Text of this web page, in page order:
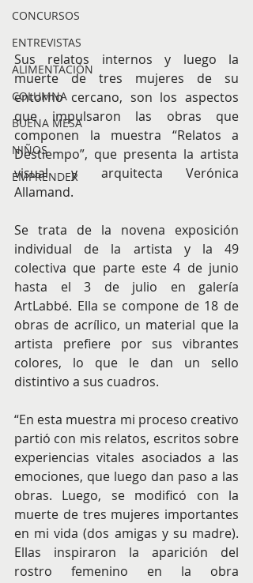
CONCURSOS
ENTREVISTAS
ALIMENTACIÓN
COLUMNA
BUENA MESA
NIÑOS
EMPRENDER
Sus relatos internos y luego la
muerte de tres mujeres de su
entorno cercano, son los aspectos
que impulsaron las obras que
componen la muestra “Relatos a
Destiempo”, que presenta la artista
visual y arquitecta Verónica
Allamand.
Se trata de la novena exposición
individual de la artista y la 49
colectiva que parte este 4 de junio
hasta el 3 de julio en galería
ArtLabbé. Ella se compone de 18 de
obras de acrílico, un material que la
artista prefiere por sus vibrantes
colores, lo que le dan un sello
distintivo a sus cuadros.
“En esta muestra mi proceso creativo
partió con mis relatos, escritos sobre
experiencias vitales asociados a las
emociones, que luego dan paso a las
obras. Luego, se modificó con la
muerte de tres mujeres importantes
en mi vida (dos amigas y su madre).
Ellas inspiraron la aparición del
rostro femenino en la obra